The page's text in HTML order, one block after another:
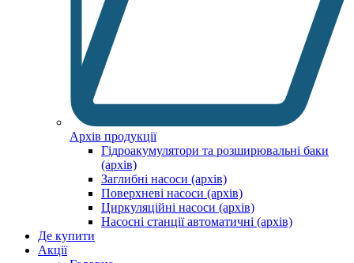
Архів продукції
Гідроакумулятори та розширювальні баки
(архів)
Заглибні насоси (архів)
Поверхневі насоси (архів)
Циркуляційні насоси (архів)
Насосні станції автоматичні (архів)
Де купити
Акції